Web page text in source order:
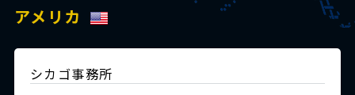
アメリカ
シカゴ事務所